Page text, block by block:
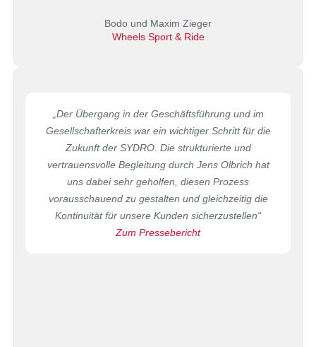
Bodo und Maxim Zieger
Wheels Sport & Ride
„Der Übergang in der Geschäftsführung und im
Gesellschafterkreis war ein wichtiger Schritt für die
Zukunft der SYDRO. Die strukturierte und
vertrauensvolle Begleitung durch Jens Olbrich hat
uns dabei sehr geholfen, diesen Prozess
vorausschauend zu gestalten und gleichzeitig die
Kontinuität für unsere Kunden sicherzustellen“
Zum Pressebericht